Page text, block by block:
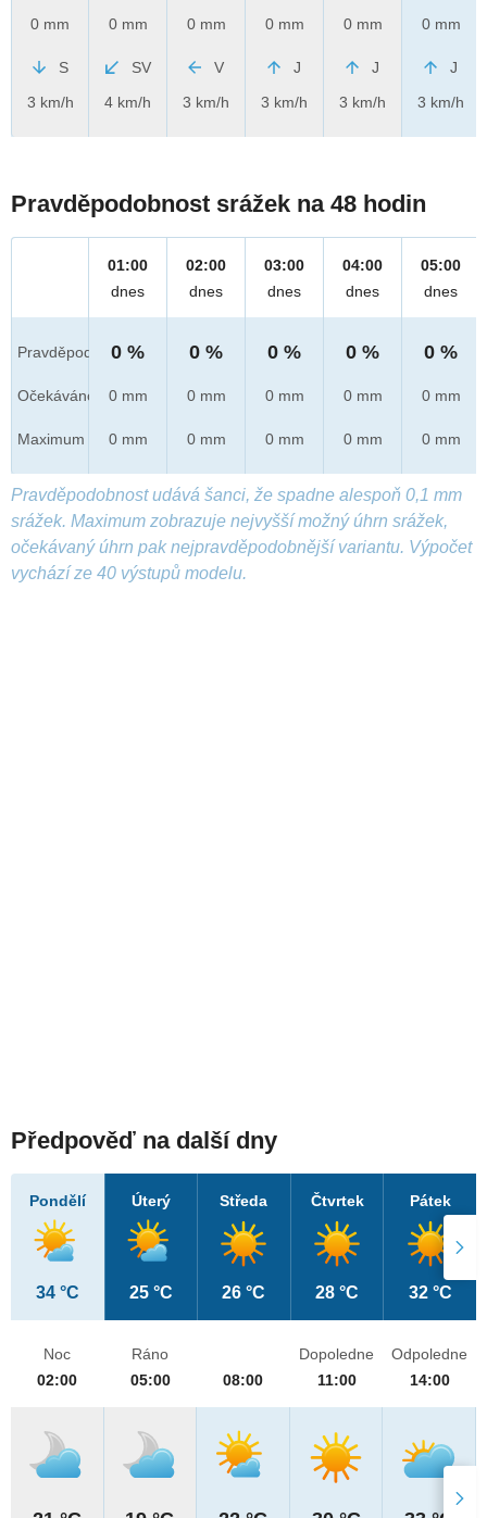
0 mm
S
3 km/h
0 mm
SV
4 km/h
0 mm
V
3 km/h
0 mm
J
3 km/h
0 mm
J
3 km/h
0 mm
J
3 km/h
Pravděpodobnost srážek na 48 hodin
Pravděpod.
Očekáváno
Maximum
01:00
dnes
0 %
0 mm
0 mm
02:00
dnes
0 %
0 mm
0 mm
03:00
dnes
0 %
0 mm
0 mm
04:00
dnes
0 %
0 mm
0 mm
05:00
dnes
0 %
0 mm
0 mm
Pravděpodobnost udává šanci, že spadne alespoň 0,1 mm
srážek. Maximum zobrazuje nejvyšší možný úhrn srážek,
očekávaný úhrn pak nejpravděpodobnější variantu. Výpočet
vychází ze 40 výstupů modelu.
Předpověď na další dny
Pondělí
34 °C
Úterý
25 °C
Středa
26 °C
Čtvrtek
28 °C
Pátek
32 °C
Noc
02:00
Ráno
05:00
08:00
Dopoledne
11:00
Odpoledne
14:00